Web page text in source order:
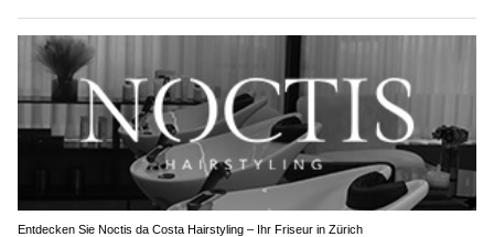
Entdecken Sie Noctis da Costa Hairstyling – Ihr Friseur in Zürich